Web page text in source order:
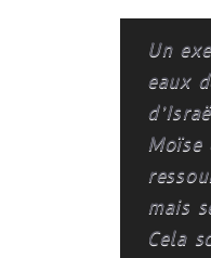
Un
eaux
mais
Cela